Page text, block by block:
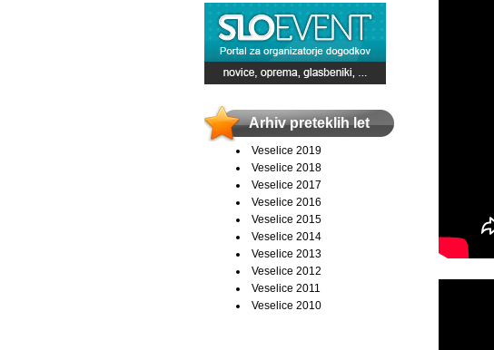
Arhiv preteklih let
Veselice 2019
Veselice 2018
Veselice 2017
Veselice 2016
Veselice 2015
Veselice 2014
Veselice 2013
Veselice 2012
Veselice 2011
Veselice 2010